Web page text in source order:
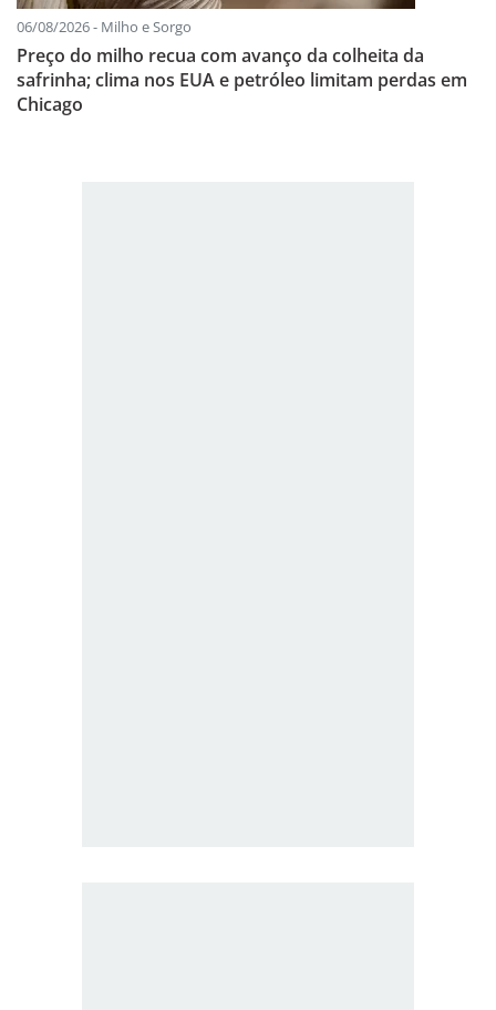
06/08/2026 - Milho e Sorgo
Preço do milho recua com avanço da colheita da
safrinha; clima nos EUA e petróleo limitam perdas em
Chicago